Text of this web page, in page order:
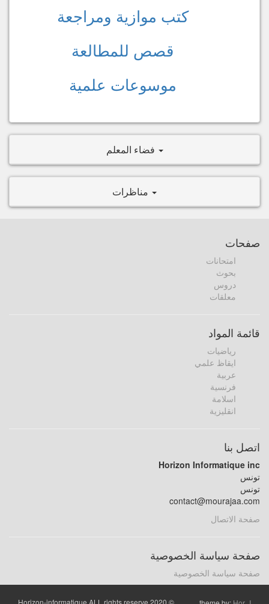
كتب موازية ومراجعة
قصص للمطالعة
موسوعات علمية
فضاء المعلم
مناظرات
صفحات
امتحانات
بحوث
دروس
معلقات
قائمة المواد
رياضيات
ايقاظ علمي
عربية
فرنسية
اسلامة
انقليزية
اتصل بنا
Horizon Informatique inc
تونس
تونس
contact@mourajaa.com
صفحة الاتصال
صفحة سياسة الخصوصية
صفحة سياسة الخصوصية
© 2020 Horizon-informatique ALL rights reserve